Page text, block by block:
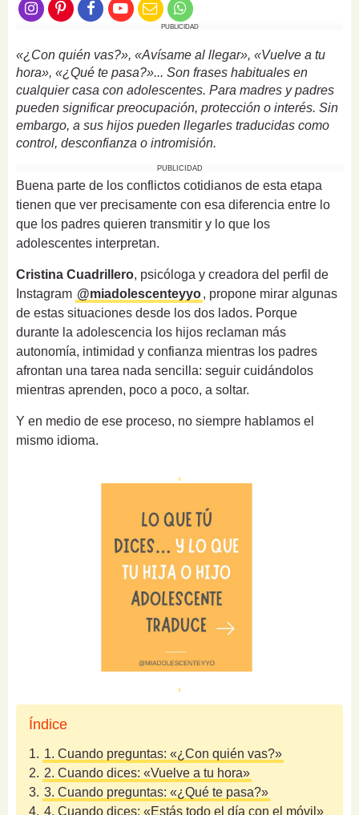
PUBLICIDAD
«¿Con quién vas?», «Avísame al llegar», «Vuelve a tu
hora», «¿Qué te pasa?»... Son frases habituales en
cualquier casa con adolescentes. Para madres y padres
pueden significar preocupación, protección o interés. Sin
embargo, a sus hijos pueden llegarles traducidas como
control, desconfianza o intromisión.
PUBLICIDAD
Buena parte de los conflictos cotidianos de esta etapa
tienen que ver precisamente con esa diferencia entre lo
que los padres quieren transmitir y lo que los
adolescentes interpretan.
Cristina Cuadrillero, psicóloga y creadora del perfil de
Instagram @miadolescenteyyo, propone mirar algunas
de estas situaciones desde los dos lados. Porque
durante la adolescencia los hijos reclaman más
autonomía, intimidad y confianza mientras los padres
afrontan una tarea nada sencilla: seguir cuidándolos
mientras aprenden, poco a poco, a soltar.
Y en medio de ese proceso, no siempre hablamos el
mismo idioma.
Índice
1. 1. Cuando preguntas: «¿Con quién vas?»
2. 2. Cuando dices: «Vuelve a tu hora»
3. 3. Cuando preguntas: «¿Qué te pasa?»
4. 4. Cuando dices: «Estás todo el día con el móvil»